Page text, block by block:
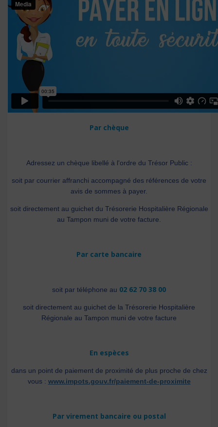
Par chèque
Adressez un chèque libellé à l'ordre du Trésor Public :
soit par courrier affranchi accompagné des références de votre
avis de sommes à payer.
soit directement au guichet du Trésorerie Hospitalière Régionale
au Tampon muni de votre facture.
Par carte bancaire
soit par téléphone au 02 62 70 38 00
soit directement au guichet de la Trésorerie Hospitalière
Régionale au Tampon muni de votre facture
En espèces
dans un point de paiement de proximité de plus proche de chez
vous : www.impots.gouv.fr/paiement-de-proximite
Par virement bancaire ou postal